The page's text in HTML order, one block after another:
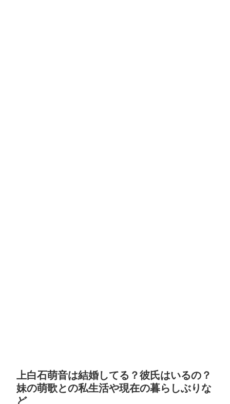
上白石萌音は結婚してる？彼氏はいるの？
妹の萌歌との私生活や現在の暮らしぶりな
ど